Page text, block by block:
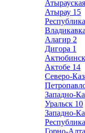
Атырау 15
Алагир 2
Дигора 1
Актобе 14
Северо-
Западно-
Уральск 10
Западно-
Горно-